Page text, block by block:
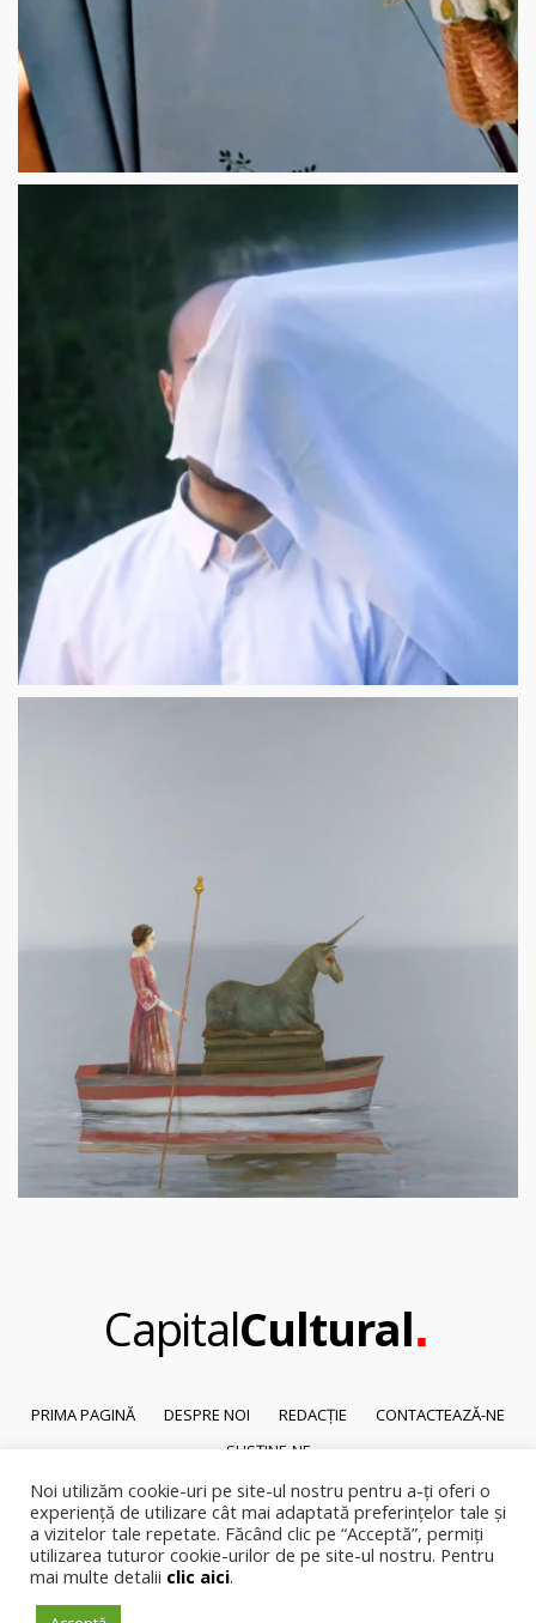
CapitalCultural.
PRIMA PAGINĂ DESPRE NOI REDACȚIE
CONTACTEAZĂ-NE
SUSȚINE-NE
© 2026Capital Cultural
Reproducerea integrală sau parțială a textelor sau a ilustrațiilor din orice
pagină a site-ului este posibilă numai cu acordul prealabil scris al Capital
Noi utilizăm cookie-uri pe site-ul nostru pentru a-ți oferi o
experiență de utilizare cât mai adaptată preferințelor tale și
a vizitelor tale repetate. Făcând clic pe “Acceptă”, permiți
utilizarea tuturor cookie-urilor de pe site-ul nostru. Pentru
mai multe detalii clic aici.